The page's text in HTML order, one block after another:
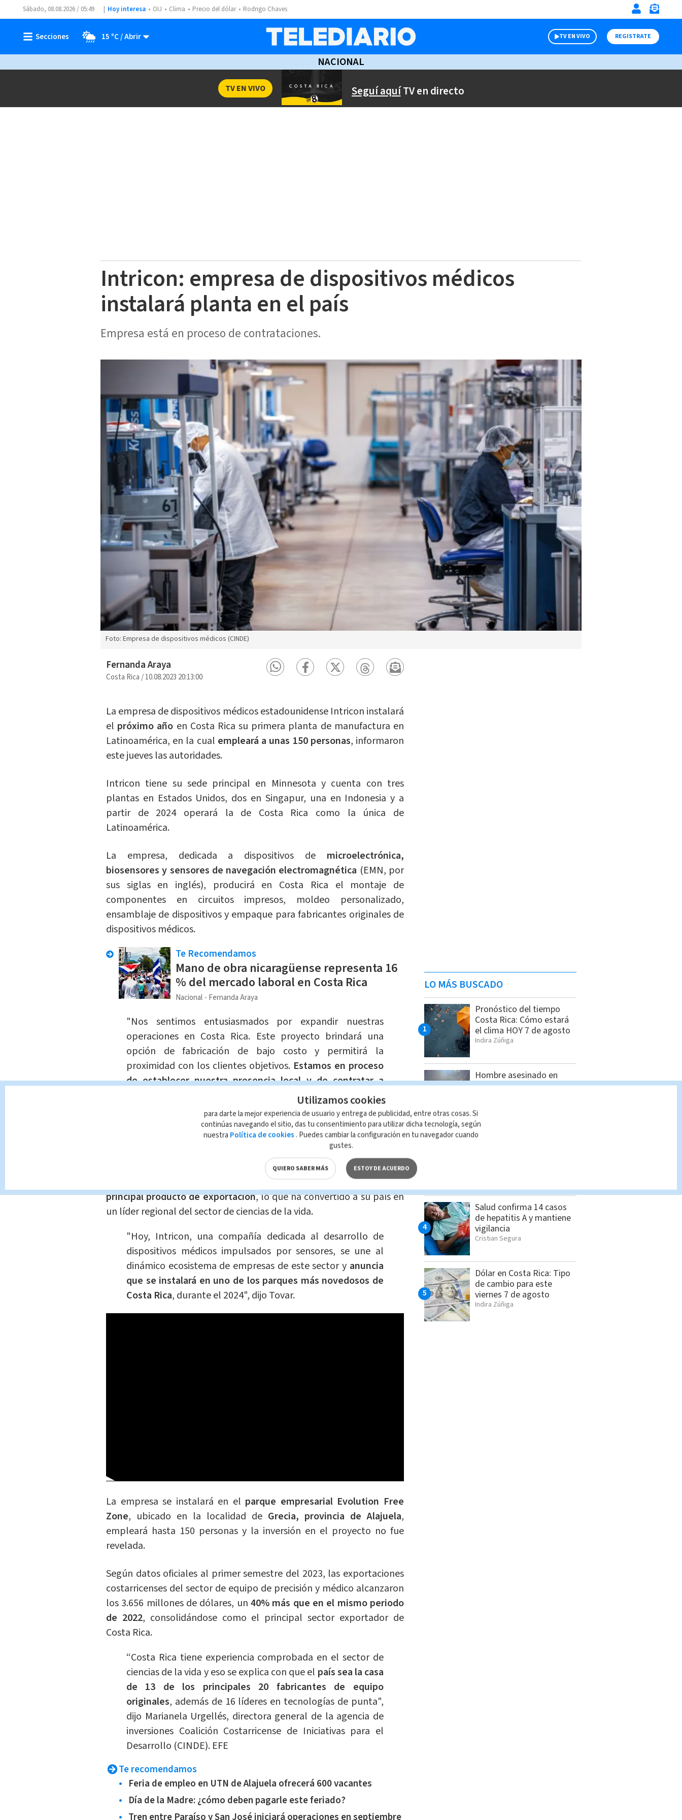
Sábado, 08.08.2026 / 05:49 Hoy interesa OIJ Clima Precio del dólar Rodrigo Chaves
15 ºC TV EN VIVO REGISTRATE
NACIONAL
Seguí aquíTV en directo
TV EN VIVO
Intricon: empresa de dispositivos médicos
instalará planta en el país
Empresa está en proceso de contrataciones.
Foto: Empresa de dispositivos médicos (CINDE)
Fernanda Araya
Costa Rica/10.08.2023 20:13:00
La empresa de dispositivos médicos estadounidense Intricon instalará
el próximo año en Costa Rica su primera planta de manufactura en
Latinoamérica, en la cual empleará a unas 150 personas, informaron
este jueves las autoridades.
Intricon tiene su sede principal en Minnesota y cuenta con tres
plantas en Estados Unidos, dos en Singapur, una en Indonesia y a
partir de 2024 operará la de Costa Rica como la única de
Latinoamérica.
La empresa, dedicada a dispositivos de microelectrónica,
biosensores y sensores de navegación electromagnética (EMN, por
sus siglas en inglés), producirá en Costa Rica el montaje de
componentes en circuitos impresos, moldeo personalizado,
ensamblaje de dispositivos y empaque para fabricantes originales de
dispositivos médicos.
Te Recomendamos
Mano de obra nicaragüense representa 16
% del mercado laboral en Costa Rica
Nacional Fernanda Araya
"Nos sentimos entusiasmados por expandir nuestras
operaciones en Costa Rica. Este proyecto brindará una
opción de fabricación de bajo costo y permitirá la
proximidad con los clientes objetivos. Estamos en proceso
de establecer nuestra presencia local y de contratar a
Esperamos estar completamente
operativos para el cuarto trimestre de 2024”, afirmó el
director ejecutivo de Intricon, Scott Longval.
Por su parte, el ministro de Comercio Exterior de Costa Rica, Manuel
Tovar, comentó en un comunicado conjunto con la compañía que en
dispositivos médicos se han convertido en el
principal producto de exportación, lo que ha convertido a su país en
un líder regional del sector de ciencias de la vida.
"Hoy, Intricon, una compañía dedicada al desarrollo de
dispositivos médicos impulsados por sensores, se une al
dinámico ecosistema de empresas de este sector y anuncia
que se instalará en uno de los parques más novedosos de
Costa Rica, durante el 2024", dijo Tovar.
La empresa se instalará en el parque empresarial Evolution Free
Zone, ubicado en la localidad deGrecia, provincia de Alajuela,
empleará hasta 150 personas y la inversión en el proyecto no fue
revelada.
Según datos oficiales al primer semestre del 2023, las exportaciones
costarricenses del sector de equipo de precisión y médico alcanzaron
los 3.656 millones de dólares, un 40% más que en el mismo periodo
de 2022, consolidándose como el principal sector exportador de
Costa Rica.
“Costa Rica tiene experiencia comprobada en el sector de
ciencias de la vida y eso se explica con que el país sea la casa
de 13 de los principales 20 fabricantes de equipo
originales, además de 16 líderes en tecnologías de punta",
dijo Marianela Urgellés, directora general de la agencia de
inversiones Coalición Costarricense de Iniciativas para el
Desarrollo (CINDE). EFE
Te recomendamos
Feria de empleo en UTN de Alajuela ofrecerá 600 vacantes
Día de la Madre: ¿cómo deben pagarle este feriado?
Tren entre Paraíso y San José iniciará operaciones en septiembre
LO MÁS BUSCADO
Pronóstico del tiempo
Costa Rica: Cómo estará
el clima HOY 7 de agosto
Indira Zúñiga
Hombre asesinado en
Siquirres tenía 34 años;
Feria de empleo reunirá
Salud confirma 14 casos
de hepatitis A y mantiene
vigilancia
Cristian Segura
Dólar en Costa Rica: Tipo
de cambio para este
viernes 7 de agosto
Indira Zúñiga
Utilizamos cookies
para darte la mejor experiencia de usuario y entrega de publicidad, entre otras cosas. Si
continúas navegando el sitio, das tu consentimiento para utilizar dicha tecnología, según
nuestra Política de cookies . Puedes cambiar la configuración en tu navegador cuando
gustes.
QUIERO SABER MÁS ESTOY DE ACUERDO